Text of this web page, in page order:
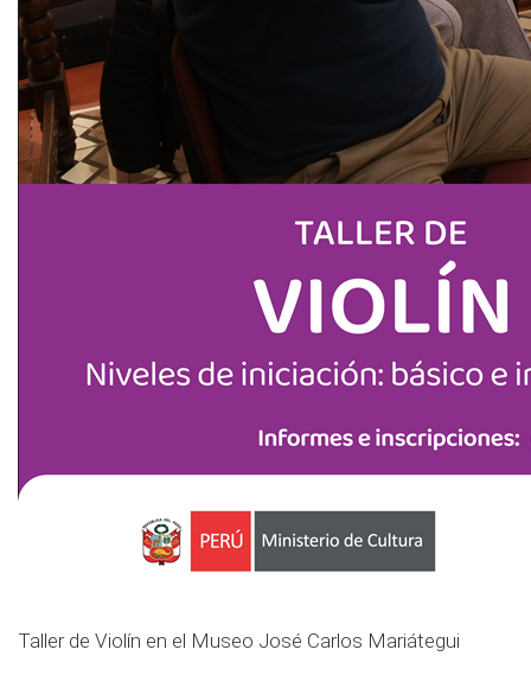
Taller de Violín en el Museo José Carlos Mariátegui